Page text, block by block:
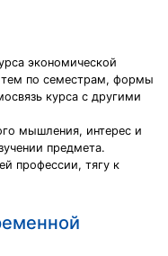
экономической
тем по семестрам, формы
курса с другими
мышления, интерес и
предмета.
профессии, тягу к